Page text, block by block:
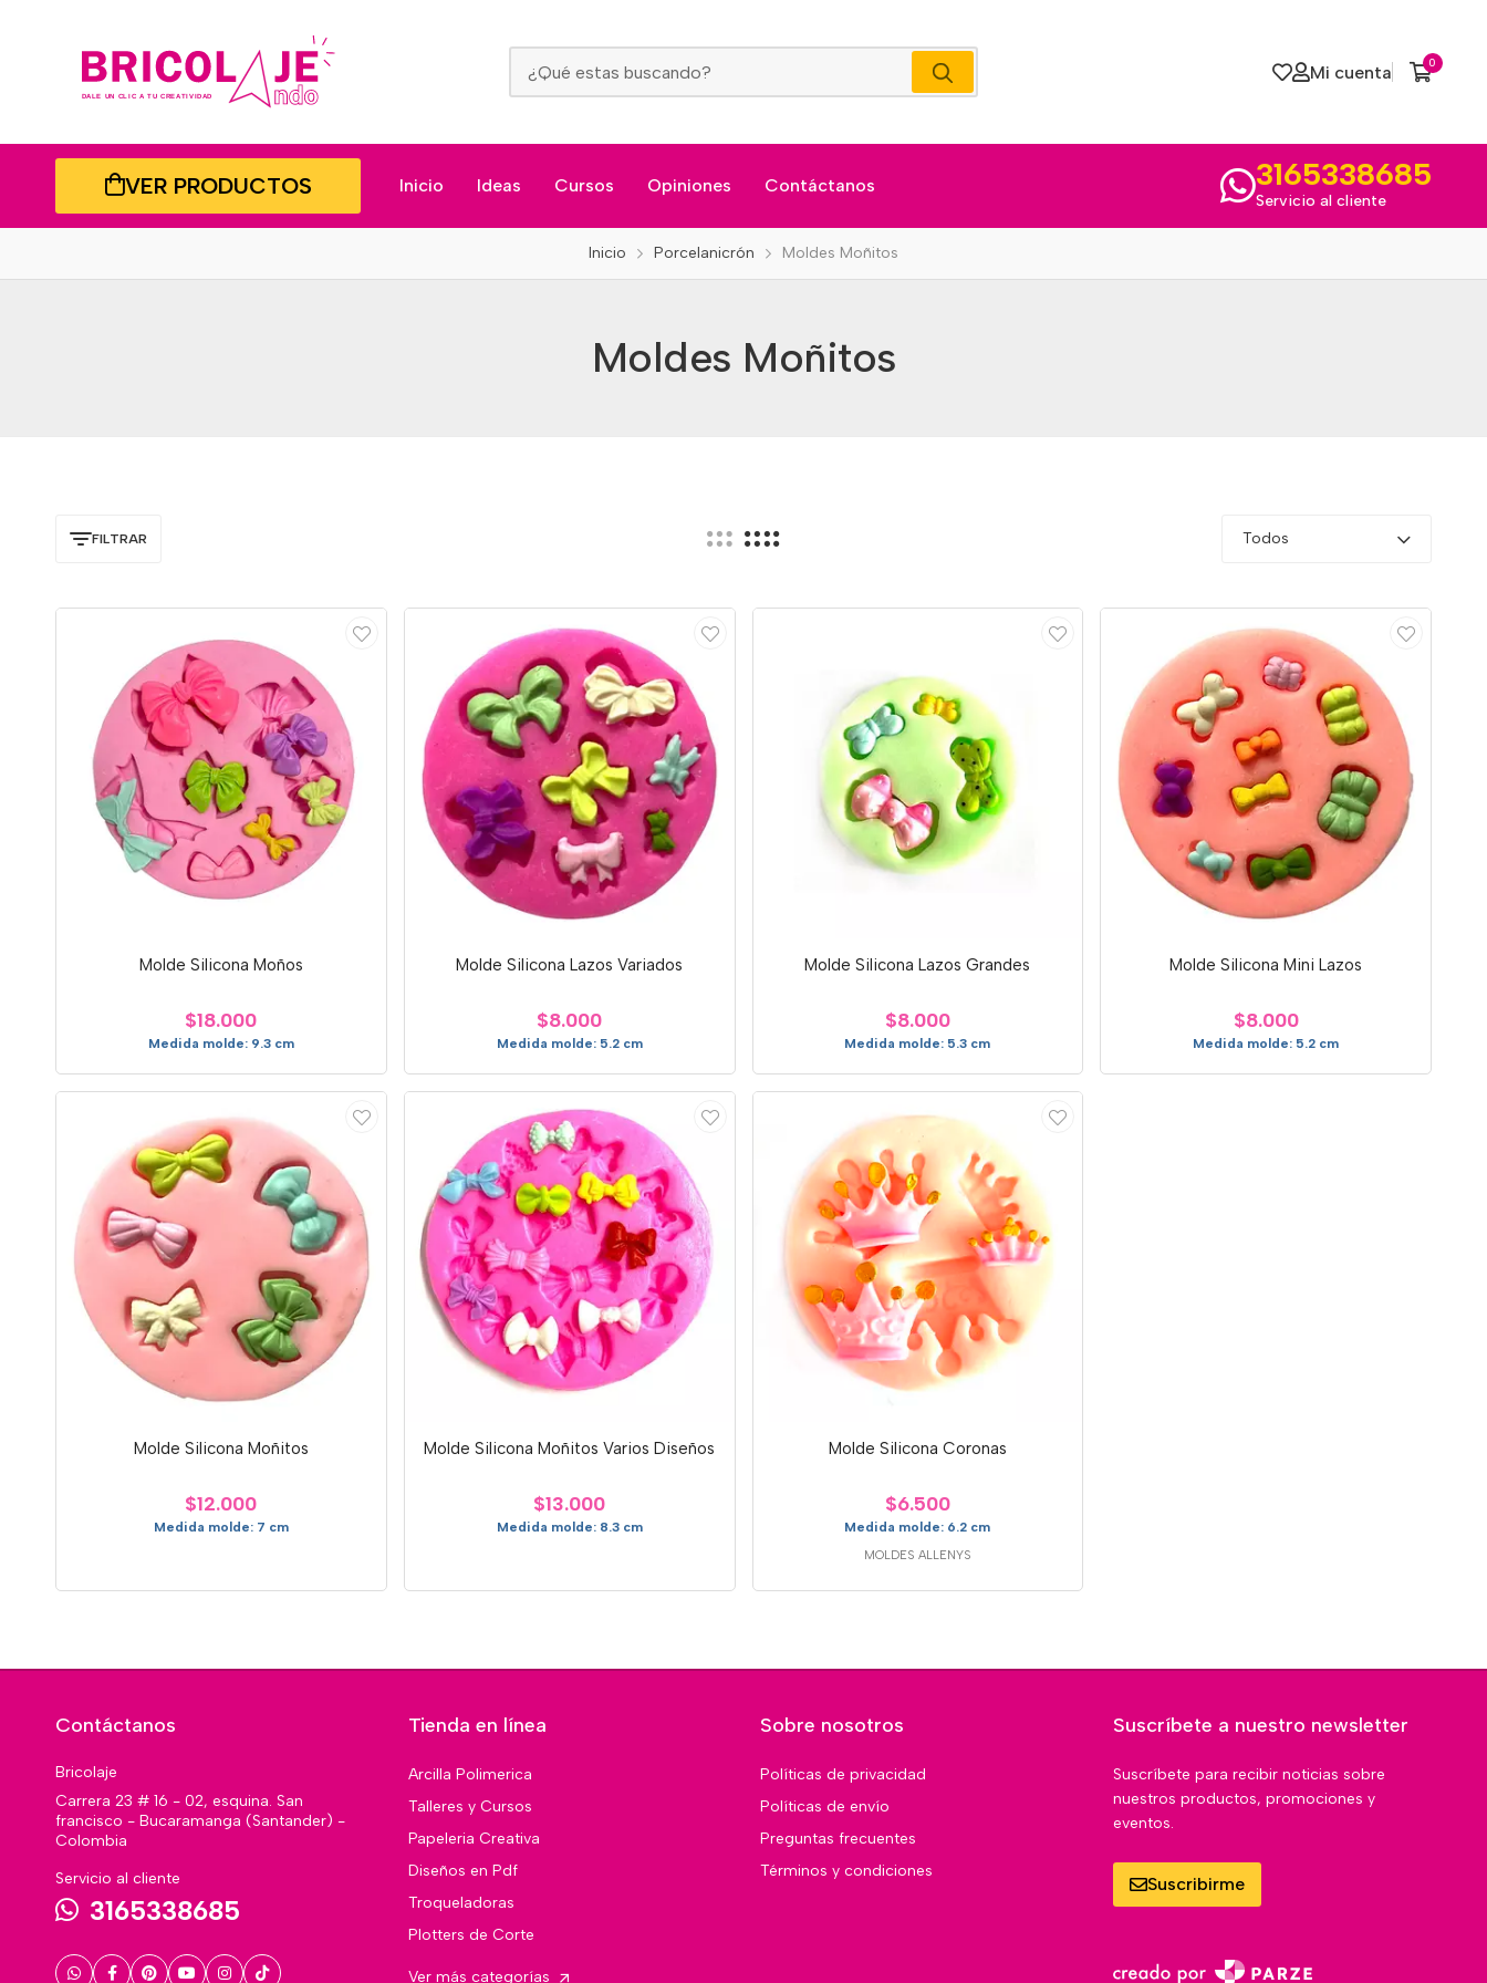
Mi cuenta 0
VER PRODUCTOS Inicio Ideas Cursos Opiniones Contáctanos 3165338685
Servicio al cliente
Inicio Porcelanicrón Moldes Moñitos
Moldes Moñitos
FILTRAR Todos
Molde Silicona Moños
$18.000
Medida molde: 9.3 cm
Molde Silicona Lazos Variados
$8.000
Medida molde: 5.2 cm
Molde Silicona Lazos Grandes
$8.000
Medida molde: 5.3 cm
Molde Silicona Mini Lazos
$8.000
Medida molde: 5.2 cm
Molde Silicona Moñitos
$12.000
Medida molde: 7 cm
Molde Silicona Moñitos Varios Diseños
$13.000
Medida molde: 8.3 cm
Molde Silicona Coronas
$6.500
Medida molde: 6.2 cm
MOLDES ALLENYS
Contáctanos
Bricolaje
Carrera 23 # 16 - 02, esquina. San
francisco - Bucaramanga (Santander) -
Colombia
Servicio al cliente
3165338685
Tienda en línea
Arcilla Polimerica
Talleres y Cursos
Papeleria Creativa
Diseños en Pdf
Troqueladoras
Plotters de Corte
Ver más categorías
Sobre nosotros
Políticas de privacidad
Políticas de envío
Preguntas frecuentes
Términos y condiciones
Suscríbete a nuestro newsletter
Suscríbete para recibir noticias sobre
nuestros productos, promociones y
eventos.
Suscribirme